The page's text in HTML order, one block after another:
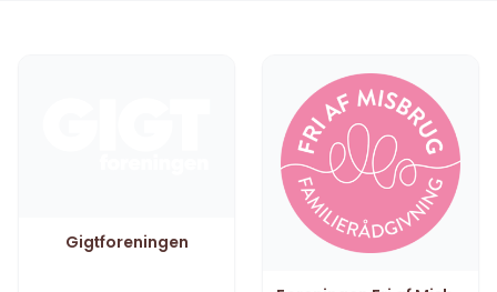
Gigtforeningen